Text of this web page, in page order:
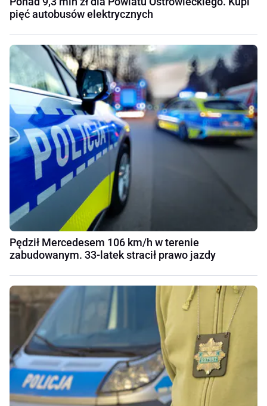
pięć autobusów elektrycznych
Pędził Mercedesem 106 km/h w terenie
zabudowanym. 33-latek stracił prawo jazdy